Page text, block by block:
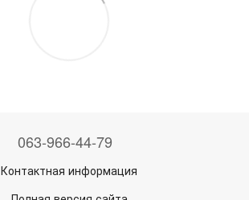
063-966-44-79
Контактная информация